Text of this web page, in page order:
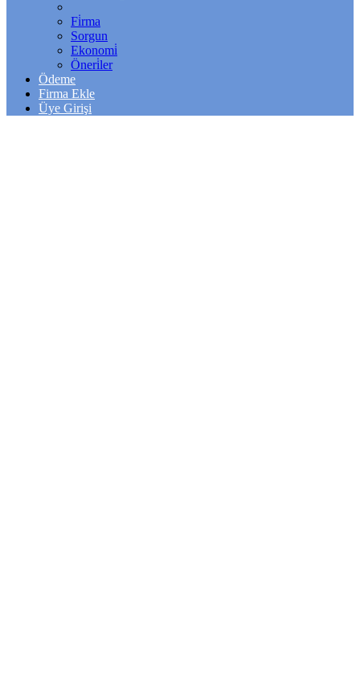
Fi̇rma
Sorgun
Ekonomi̇
Öneri̇ler
Ödeme
Firma Ekle
Üye Girişi